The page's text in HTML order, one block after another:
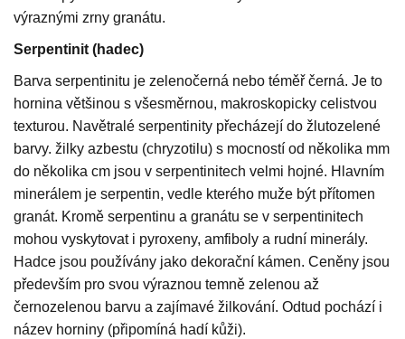
výraznými zrny granátu.
Serpentinit (hadec)
Barva serpentinitu je zelenočerná nebo téměř černá. Je to
hornina většinou s všesměrnou, makroskopicky celistvou
texturou. Navětralé serpentinity přecházejí do žlutozelené
barvy. žilky azbestu (chryzotilu) s mocností od několika mm
do několika cm jsou v serpentinitech velmi hojné. Hlavním
minerálem je serpentin, vedle kterého muže být přítomen
granát. Kromě serpentinu a granátu se v serpentinitech
mohou vyskytovat i pyroxeny, amfiboly a rudní minerály.
Hadce jsou používány jako dekorační kámen. Ceněny jsou
především pro svou výraznou temně zelenou až
černozelenou barvu a zajímavé žilkování. Odtud pochází i
název horniny (připomíná hadí kůži).